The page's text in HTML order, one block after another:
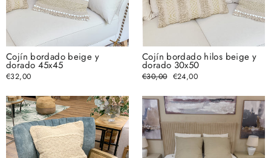
Cojín bordado beige y
dorado 45x45
€32,00
Cojín bordado hilos beige y
dorado 30x50
Precio
habitual
€30,00 Precio
€24,00